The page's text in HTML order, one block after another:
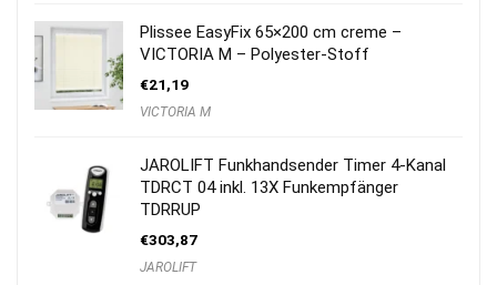
Plissee EasyFix 65×200 cm creme –
VICTORIA M – Polyester-Stoff
€21,19
VICTORIA M
JAROLIFT Funkhandsender Timer 4-Kanal
TDRCT 04 inkl. 13X Funkempfänger
TDRRUP
€303,87
JAROLIFT